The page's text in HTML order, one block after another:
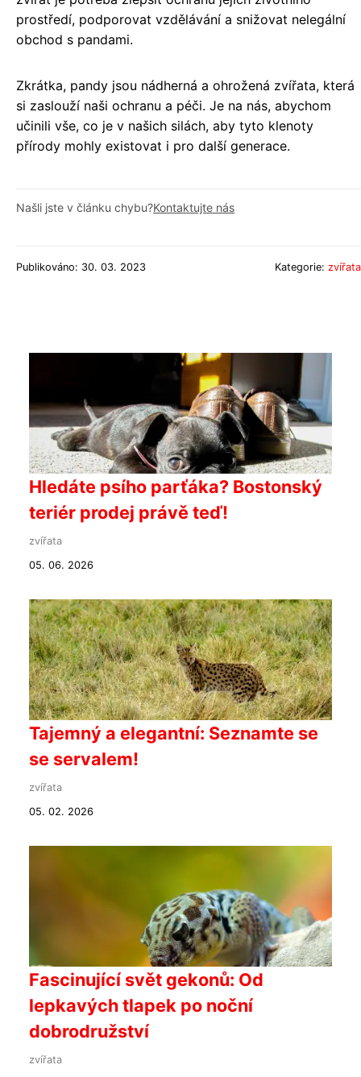
prostředí, podporovat vzdělávání a snižovat nelegální
obchod s pandami.
Zkrátka, pandy jsou nádherná a ohrožená zvířata, která
si zaslouží naši ochranu a péči. Je na nás, abychom
učinili vše, co je v našich silách, aby tyto klenoty
přírody mohly existovat i pro další generace.
Našli jste v článku chybu?Kontaktujte nás
Publikováno: 30. 03. 2023 Kategorie: zvířata
Hledáte psího parťáka? Bostonský
teriér prodej právě teď!
zvířata
05. 06. 2026
Tajemný a elegantní: Seznamte se
se servalem!
zvířata
05. 02. 2026
Fascinující svět gekonů: Od
lepkavých tlapek po noční
dobrodružství
zvířata